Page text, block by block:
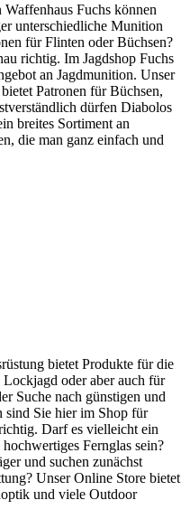
Fuchs können
unterschiedliche Munition
für Flinten oder Büchsen?
richtig. Im Jagdshop Fuchs
an Jagdmunition. Unser
Patronen für Büchsen,
dürfen Diabolos
breites Sortiment an
die man ganz einfach und
bietet Produkte für die
oder aber auch für
Suche nach günstigen und
sind Sie hier im Shop für
Darf es vielleicht ein
Fernglas sein?
und suchen zunächst
Unser Online Store bietet
und viele Outdoor